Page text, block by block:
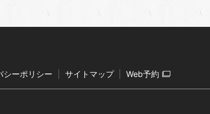
シーポリシー サイトマップ Web予約